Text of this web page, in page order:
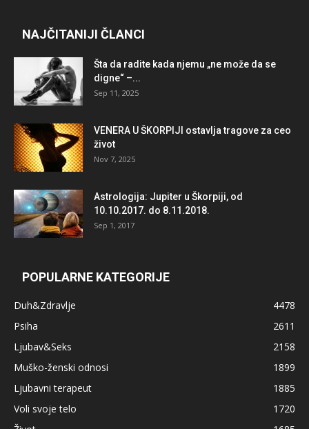
NAJČITANIJI ČLANCI
Šta da radite kada njemu „ne može da se
digne“ –...
Sep 11, 2025
VENERA U ŠKORPIJI ostavlja tragove za ceo
život
Nov 7, 2025
Astrologija: Jupiter u Škorpiji, od
10.10.2017. do 8.11.2018.
Sep 1, 2017
POPULARNE KATEGORIJE
Duh&Zdravlje
4478
Psiha
2611
Ljubav&Seks
2158
Muško-ženski odnosi
1899
Ljubavni terapeut
1885
Voli svoje telo
1720